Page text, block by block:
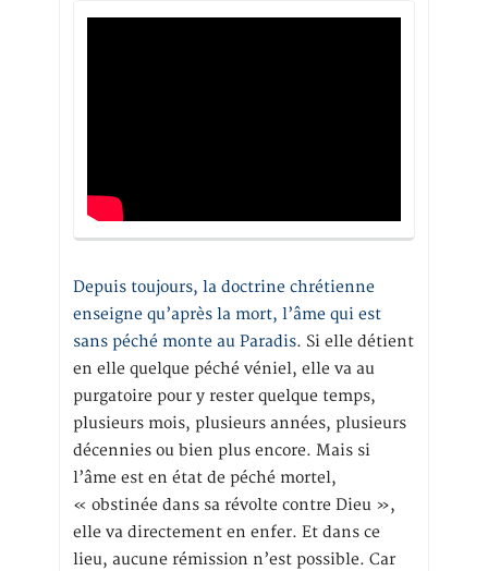
Depuis toujours, la doctrine chrétienne
enseigne qu’après la mort, l’âme qui est
sans péché monte au Paradis. Si elle détient
en elle quelque péché véniel, elle va au
purgatoire pour y rester quelque temps,
plusieurs mois, plusieurs années, plusieurs
décennies ou bien plus encore. Mais si
l’âme est en état de péché mortel,
« obstinée dans sa révolte contre Dieu »,
elle va directement en enfer. Et dans ce
lieu, aucune rémission n’est possible. Car